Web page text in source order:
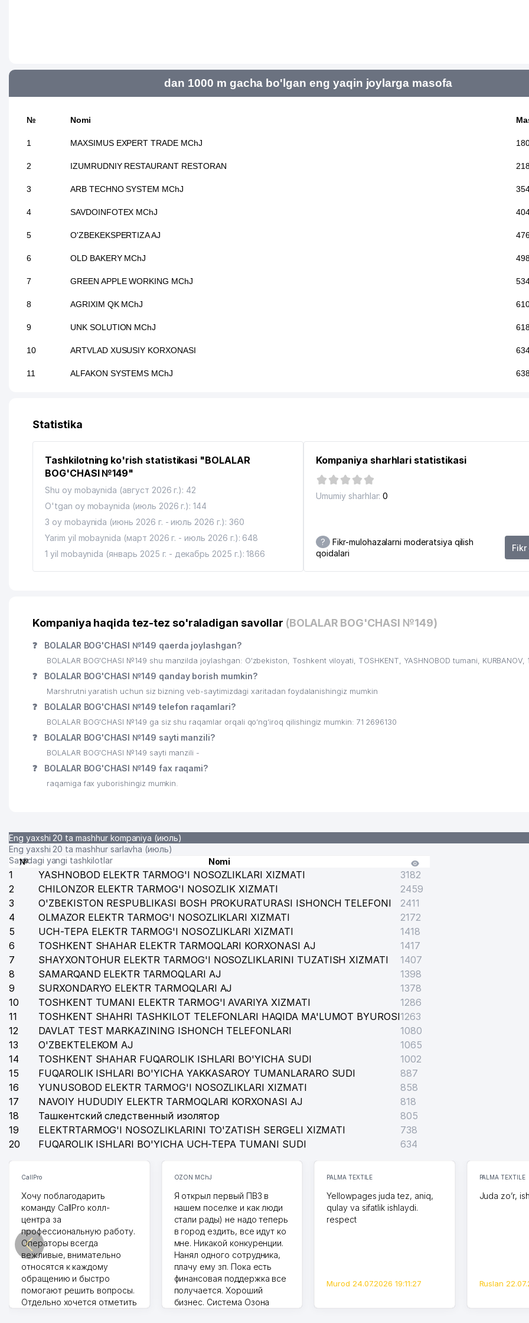
dan 1000 m gacha bo'lgan eng yaqin joylarga masofa
№ Nomi
1 MAXSIMUS EXPERT TRADE MChJ
2 IZUMRUDNIY RESTAURANT RESTORAN
3 ARB TECHNO SYSTEM MChJ
4 SAVDOINFOTEX MChJ
5 O'ZBEKEKSPERTIZA AJ
6 OLD BAKERY MChJ
7 GREEN APPLE WORKING MChJ
8 AGRIXIM QK MChJ
9 UNK SOLUTION MChJ
10 ARTVLAD XUSUSIY KORXONASI
11 ALFAKON SYSTEMS MChJ
13 DAREL MChJ
14 SHAHAR TIBBIY MASLAHAT DIAGNOSTIKA MARKAZI
ALMAZ TRAVEL MChJ
INDIYA MADANIYAT MARKAZI MARKAZI
Statistika
Tashkilotning ko'rish statistikasi "BOLALAR
BOG'CHASI №149"
Shu oy mobaynida (август 2026 г.): 42
O'tgan oy mobaynida (июль 2026 г.): 144
3 oy mobaynida (июнь 2026 г. - июль 2026 г.): 360
Yarim yil mobaynida (март 2026 г. - июль 2026 г.): 648
1 yil mobaynida (январь 2025 г. - декабрь 2025 г.): 1866
Kompaniya sharhlari statistikasi
Umumiy sharhlar: 0
?
Fikr-mulohazalarni moderatsiya qilish
qoidalari
Kompaniya haqida tez-tez so'raladigan savollar (BOLALAR BOG'CHASI №149)
❓ BOLALAR BOG'CHASI №149 qaerda joylashgan?
BOLALAR BOG'CHASI №149 shu manzilda joylashgan: O'zbekiston, Toshkent viloyati, TOSHKENT, YASHNOBOD tumani, KURBANOV,
❓ BOLALAR BOG'CHASI №149 qanday borish mumkin?
Marshrutni yaratish uchun siz bizning veb-saytimizdagi xaritadan foydalanishingiz mumkin
❓ BOLALAR BOG'CHASI №149 telefon raqamlari?
BOLALAR BOG'CHASI №149 ga siz shu raqamlar orqali qo’ng’iroq qilishingiz mumkin: 71 2696130
❓ BOLALAR BOG'CHASI №149 sayti manzili?
BOLALAR BOG'CHASI №149 sayti manzili -
❓ BOLALAR BOG'CHASI №149 fax raqami?
raqamiga fax yuborishingiz mumkin.
Eng yaxshi 20 ta mashhur kompaniya (июль)
Eng yaxshi 20 ta mashhur sarlavha (июль)
Saytdagi yangi tashkilotlar
№ Nomi
1 YASHNOBOD ELEKTR TARMOG'I NOSOZLIKLARI XIZMATI
3182
2
CHILONZOR ELEKTR TARMOG'I NOSOZLIK XIZMATI
2459
3
O'ZBEKISTON RESPUBLIKASI BOSH PROKURATURASI ISHONCH TELEFONI
2411
4
OLMAZOR ELEKTR TARMOG'I NOSOZLIKLARI XIZMATI
2172
5
UCH-TEPA ELEKTR TARMOG'I NOSOZLIKLARI XIZMATI
1418
6
TOSHKENT SHAHAR ELEKTR TARMOQLARI KORXONASI AJ
1417
7
SHAYXONTOHUR ELEKTR TARMOG'I NOSOZLIKLARINI TUZATISH XIZMATI
1407
8
SAMARQAND ELEKTR TARMOQLARI AJ
1398
9
SURXONDARYO ELEKTR TARMOQLARI AJ
1378
10
TOSHKENT TUMANI ELEKTR TARMOG'I AVARIYA XIZMATI
1286
11
TOSHKENT SHAHRI TASHKILOT TELEFONLARI HAQIDA MA'LUMOT BYUROSI1263
12
DAVLAT TEST MARKAZINING ISHONCH TELEFONLARI
1080
13
O'ZBEKTELEKOM AJ
1065
14
TOSHKENT SHAHAR FUQAROLIK ISHLARI BO'YICHA SUDI
1002
15
FUQAROLIK ISHLARI BO'YICHA YAKKASAROY TUMANLARARO SUDI
887
16
YUNUSOBOD ELEKTR TARMOG'I NOSOZLIKLARI XIZMATI
858
17
NAVOIY HUDUDIY ELEKTR TARMOQLARI KORXONASI AJ
818
18
Ташкентский следственный изолятор
805
19
ELEKTRTARMOG'I NOSOZLIKLARINI TO'ZATISH SERGELI XIZMATI
738
20
FUQAROLIK ISHLARI BO'YICHA UCH-TEPA TUMANI SUDI 634
CallPro
Хочу поблагодарить
команду CallPro колл-
центра за
профессиональную работу.
Операторы всегда
вежливые, внимательно
относятся к каждому
обращению и быстро
помогают решить вопросы.
Отдельно хочется отметить
OZON MChJ
Я открыл первый ПВЗ в
нашем поселке и как люди
стали рады) не надо теперь
в город ездить, все идут ко
мне. Никакой конкуренции.
Нанял одного сотрудника,
плачу ему зп. Пока есть
финансовая поддержка все
получается. Хороший
бизнес. Система Озона
PALMA TEXTILE
Yellowpages juda tez, aniq,
qulay va sifatlik ishlaydi.
respect
Murod 24.07.2026 19:11:27
PALMA TEXTILE
Juda zo’r,
Ruslan